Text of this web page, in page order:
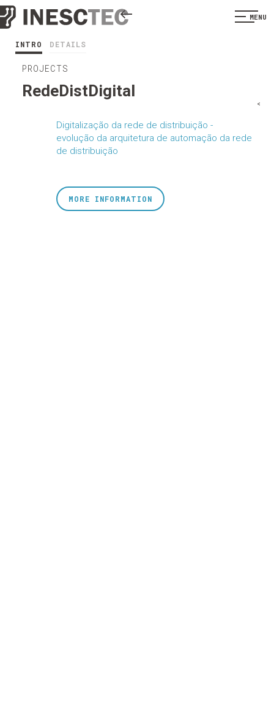
MENU
INTRO DETAILS
PROJECTS
RedeDistDigital
Digitalização da rede de distribuição -
evolução da arquitetura de automação da rede
de distribuição
<
MORE INFORMATION